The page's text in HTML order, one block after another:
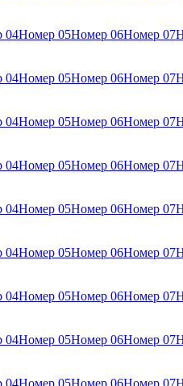
04Номер 05Номер 06Номер 07
04Номер 05Номер 06Номер 07
04Номер 05Номер 06Номер 07
04Номер 05Номер 06Номер 07
04Номер 05Номер 06Номер 07
04Номер 05Номер 06Номер 07
04Номер 05Номер 06Номер 07
04Номер 05Номер 06Номер 07
04Номер 05Номер 06Номер 07